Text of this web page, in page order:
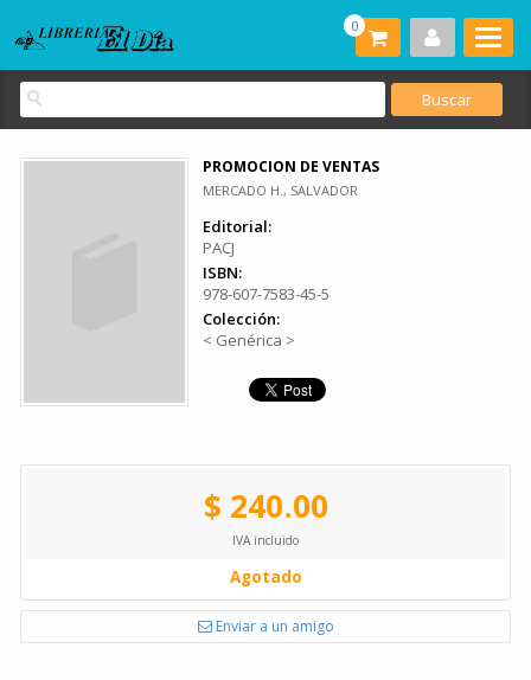
0
PROMOCION DE VENTAS
MERCADO H., SALVADOR
Editorial:
PACJ
ISBN:
978-607-7583-45-5
Colección:
< Genérica >
$ 240.00
IVA incluido
Agotado
Enviar a un amigo